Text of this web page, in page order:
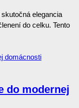
elegancia
do celku. Tento
do modernej